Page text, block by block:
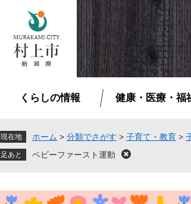
くらしの情報 健康・医療・福
現在地 ホーム > 分類でさがす > 子育て・教育 >
ベビーファースト運動
閉